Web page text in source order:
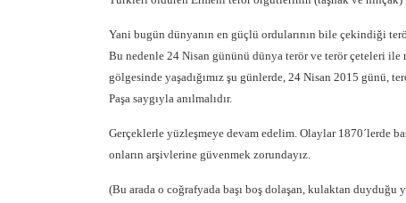
Yani bugün dünyanın en güçlü ordularının bile çekindiği
Bu nedenle 24 Nisan gününü dünya terör ve terör çeteleri
gölgesinde yaşadığımız şu günlerde, 24 Nisan 2015 günü,
Paşa saygıyla anılmalıdır.
Gerçeklerle yüzleşmeye devam edelim. Olaylar 1870´lerde
onların arşivlerine güvenmek zorundayız.
(Bu arada o coğrafyada başı boş dolaşan, kulaktan duyduğu